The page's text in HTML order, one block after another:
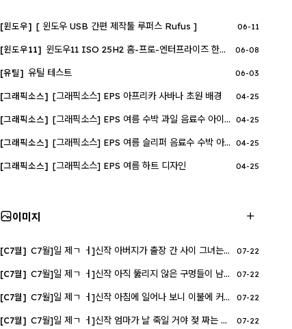
[윈도우] [ 윈도우 USB 간편 제작툴 루퍼스 Rufus ] 06-11
[윈도우11] 윈도우11 ISO 25H2 홈-프로-엔터프라이즈 한글 v26208 06-08
[유틸] 유틸 테스트 06-03
[그래픽소스] [그래픽소스] EPS 아프리카 사바나 초원 배경 04-25
[그래픽소스] [그래픽소스] EPS 여름 수박 과일 음료수 아이콘 04-25
[그래픽소스] [그래픽소스] EPS 여름 슬리퍼 음료수 수박 아이콘 04-25
[그래픽소스] [그래픽소스] EPS 여름 하트 디자인 04-25
이미지
[C7월] C7월]일 제ㄱ ㅓ]신작 아버지가 출장 간 사이 그녀는 늘 동경해왔.. 07-22
[C7월] C7월]일 제ㄱ ㅓ]신작 아직 뚫리지 않은 구멍들이 남아있어 경험하.. 07-22
[C7월] C7월]일 제ㄱ ㅓ]신작 아침에 일어나 보니 이불에 커다란 얼룩이 .. 07-22
[C7월] C7월]일 제ㄱ ㅓ]신작 엄마가 날 죽일 거야 젖 짜는 건 멈추지 않.. 07-22